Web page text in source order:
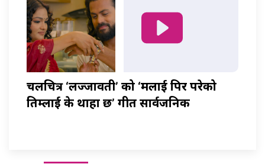
चलचित्र ‘लज्जावती’ को ‘मलाई पिर परेको
तिम्लाई के थाहा छ’ गीत सार्वजनिक